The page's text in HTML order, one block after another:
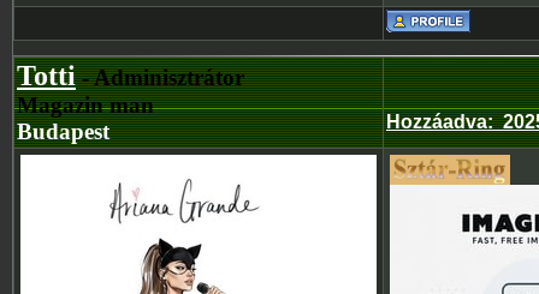
Totti- Adminisztrátor
Magazin man
Budapest
Hozzáadva: